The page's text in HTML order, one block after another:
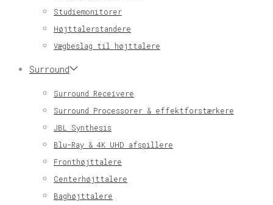
Studiemonitorer
Højttalerstandere
Vægbeslag til højttalere
Surround
Surround Receivere
Surround Processorer & effektforstærkere
JBL Synthesis
Blu-Ray & 4K UHD afspillere
Fronthøjttalere
Centerhøjttalere
Baghøjttalere